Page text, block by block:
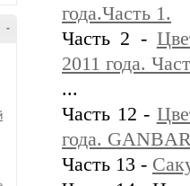
-
года.Часть 1.
Часть 2 -
2011 года.
...
Часть 12 -
года.
Часть 13 -